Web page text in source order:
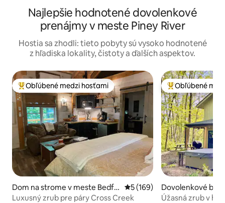
Najlepšie hodnotené dovolenkové
prenájmy v meste Piney River
Hostia sa zhodli: tieto pobyty sú vysoko hodnotené
z hľadiska lokality, čistoty a ďalších aspektov.
Najobľúbenejšie medzi hosťami
Obľúbené medzi hosťami
Dom na strome v meste Bedfo
rd
Priemerné ohodnotenie 5 z
5 (169)
Luxusný zrub pre páry Cross Creek
Najobľúbenejšie
Obľúbené
Dovolenkové
te Lovingston
Úžasná zrub v